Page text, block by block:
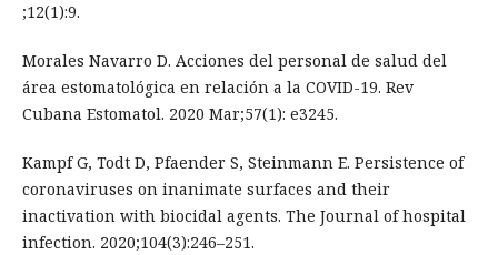
;12(1):9.
Morales Navarro D. Acciones del personal de salud del
área estomatológica en relación a la COVID-19. Rev
Cubana Estomatol. 2020 Mar;57(1): e3245.
Kampf G, Todt D, Pfaender S, Steinmann E. Persistence of
coronaviruses on inanimate surfaces and their
inactivation with biocidal agents. The Journal of hospital
infection. 2020;104(3):246–251.